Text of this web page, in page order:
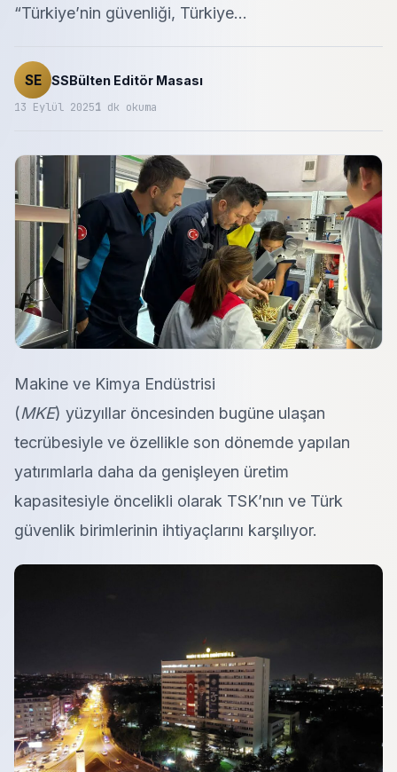
“Türkiye’nin güvenliği, Türkiye...
SE SSBülten Editör Masası
13 Eylül 20251 dk okuma
Makine ve Kimya Endüstrisi
(MKE) yüzyıllar öncesinden bugüne ulaşan
tecrübesiyle ve özellikle son dönemde yapılan
yatırımlarla daha da genişleyen üretim
kapasitesiyle öncelikli olarak TSK’nın ve Türk
güvenlik birimlerinin ihtiyaçlarını karşılıyor.